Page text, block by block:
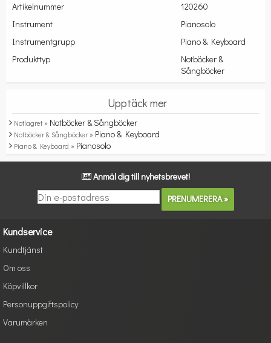
Artikelnummer
120260
Instrument
Pianosolo
Instrumentgrupp
Piano & Keyboard
Produkttyp
Notböcker &
Sångböcker
Upptäck mer
Notlagret » Notböcker & Sångböcker
Notböcker & Sångböcker » Piano & Keyboard
Piano & Keyboard » Pianosolo
Anmäl dig till nyhetsbrevet!
Kundservice
Kundtjänst
Om oss
Köpvillkor
Personuppgiftspolicy
Varumärken